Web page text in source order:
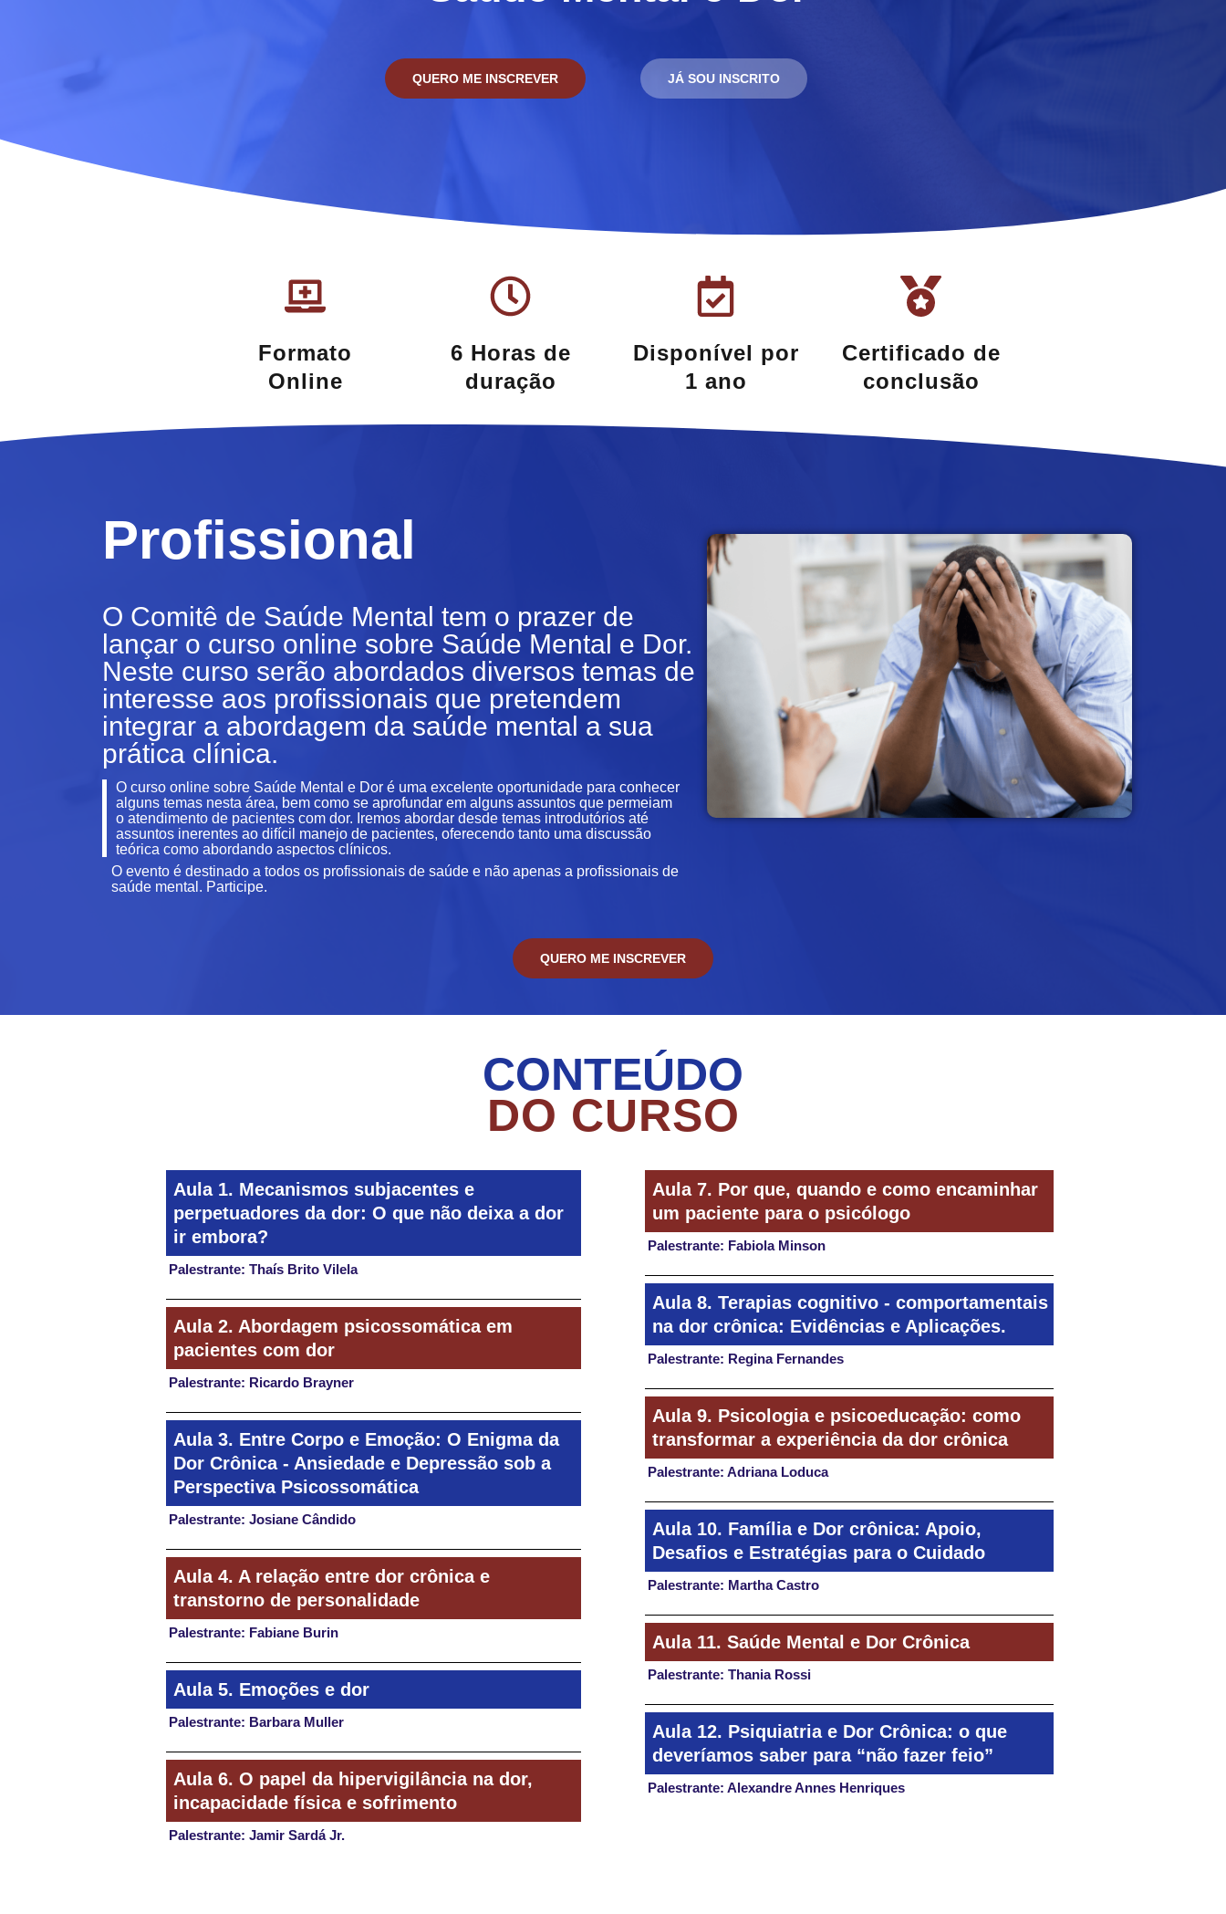
QUERO ME INSCREVER JÁ SOU INSCRITO
Formato
Online
6 Horas de
duração
Disponível por
1 ano
Certificado de
conclusão
Profissional
O Comitê de Saúde Mental tem o prazer de
lançar o curso online sobre Saúde Mental e Dor.
Neste curso serão abordados diversos temas de
interesse aos profissionais que pretendem
integrar a abordagem da saúde mental a sua
prática clínica.
O curso online sobre Saúde Mental e Dor é uma excelente oportunidade para conhecer
alguns temas nesta área, bem como se aprofundar em alguns assuntos que permeiam
o atendimento de pacientes com dor. Iremos abordar desde temas introdutórios até
assuntos inerentes ao difícil manejo de pacientes, oferecendo tanto uma discussão
teórica como abordando aspectos clínicos.
O evento é destinado a todos os profissionais de saúde e não apenas a profissionais de
saúde mental. Participe.
QUERO ME INSCREVER
CONTEÚDO
DO CURSO
Aula 1. Mecanismos subjacentes e
perpetuadores da dor: O que não deixa a dor
ir embora?
Palestrante: Thaís Brito Vilela
Aula 2. Abordagem psicossomática em
pacientes com dor
Palestrante: Ricardo Brayner
Aula 3. Entre Corpo e Emoção: O Enigma da
Dor Crônica - Ansiedade e Depressão sob a
Perspectiva Psicossomática
Palestrante: Josiane Cândido
Aula 4. A relação entre dor crônica e
transtorno de personalidade
Palestrante: Fabiane Burin
Aula 5. Emoções e dor
Palestrante: Barbara Muller
Aula 6. O papel da hipervigilância na dor,
incapacidade física e sofrimento
Palestrante: Jamir Sardá Jr.
Aula 7. Por que, quando e como encaminhar
um paciente para o psicólogo
Palestrante: Fabiola Minson
Aula 8. Terapias cognitivo - comportamentais
na dor crônica: Evidências e Aplicações.
Palestrante: Regina Fernandes
Aula 9. Psicologia e psicoeducação: como
transformar a experiência da dor crônica
Palestrante: Adriana Loduca
Aula 10. Família e Dor crônica: Apoio,
Desafios e Estratégias para o Cuidado
Palestrante: Martha Castro
Aula 11. Saúde Mental e Dor Crônica
Palestrante: Thania Rossi
Aula 12. Psiquiatria e Dor Crônica: o que
deveríamos saber para “não fazer feio”
Palestrante: Alexandre Annes Henriques